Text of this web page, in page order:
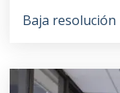
Baja resolución